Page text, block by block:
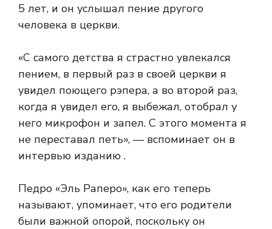
5 лет, и он услышал пение другого
человека в церкви.
«С самого детства я страстно увлекался
пением, в первый раз в своей церкви я
увидел поющего рэпера, а во второй раз,
когда я увидел его, я выбежал, отобрал у
него микрофон и запел. С этого момента я
не переставал петь», — вспоминает он в
интервью изданию .
Педро «Эль Раперо», как его теперь
называют, упоминает, что его родители
были важной опорой, поскольку он